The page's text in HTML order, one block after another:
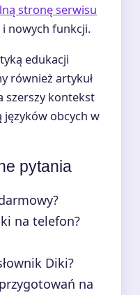
stronę serwisu
nowych funkcji.
edukacji
również artykuł
szerszy kontekst
obcych w
pytania
na telefon?
Diki?
na